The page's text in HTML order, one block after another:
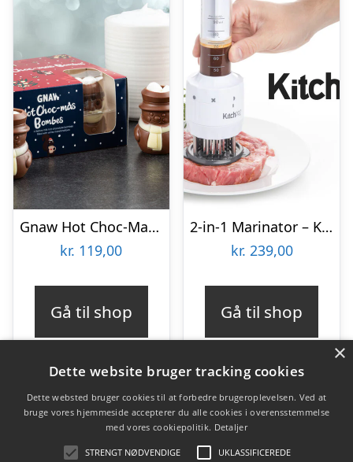
Gnaw Hot Choc-Mas chokoladebomber til varm chokolade
kr. 119,00
Gå til shop
2-in-1 Marinator – KitchPro
kr. 239,00
Gå til shop
Varekategorier
Produkter
×
Dette website bruger tracking cookies
Dette websted bruger cookies til at forbedre brugeroplevelsen. Ved at
bruge vores hjemmeside accepterer du alle cookies i overensstemmelse
med vores cookiepolitik. Detaljer
STRENGT NØDVENDIGE UKLASSIFICEREDE